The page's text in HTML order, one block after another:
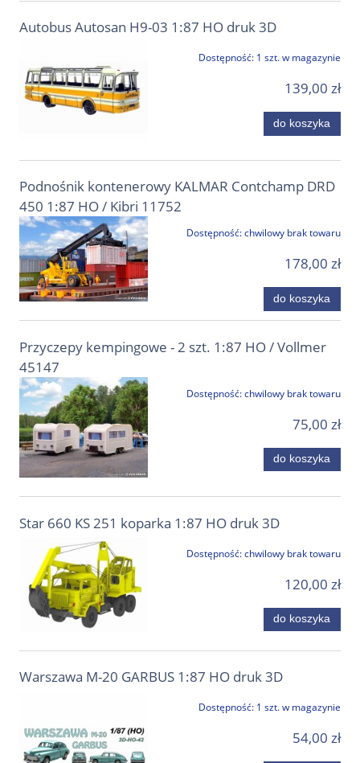
Autobus Autosan H9-03 1:87 HO druk 3D
Dostępność: 1 szt. w magazynie
139,00 zł
do koszyka
Podnośnik kontenerowy KALMAR Contchamp DRD
450 1:87 HO / Kibri 11752
Dostępność:chwilowy brak towaru
178,00 zł
do koszyka
Przyczepy kempingowe - 2 szt. 1:87 HO / Vollmer
45147
Dostępność:chwilowy brak towaru
75,00 zł
do koszyka
Star 660 KS 251 koparka 1:87 HO druk 3D
Dostępność:chwilowy brak towaru
120,00 zł
do koszyka
Warszawa M-20 GARBUS 1:87 HO druk 3D
Dostępność: 1 szt. w magazynie
54,00 zł